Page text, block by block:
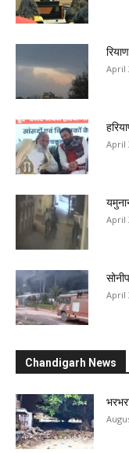
April
April
April
April
Chandigarh News